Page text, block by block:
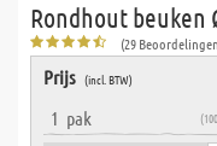
Rondhout beuken
(29
Prijs (incl. BTW)
1 pak